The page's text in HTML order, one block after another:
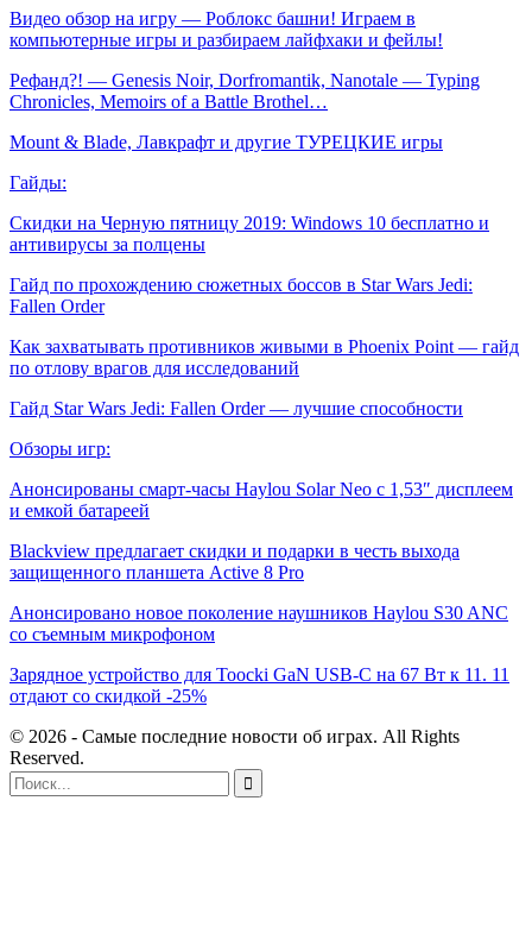
Видео обзор на игру — Роблокс башни! Играем в
компьютерные игры и разбираем лайфхаки и фейлы!
Рефанд?! — Genesis Noir, Dorfromantik, Nanotale — Typing
Chronicles, Memoirs of a Battle Brothel…
Mount & Blade, Лавкрафт и другие ТУРЕЦКИЕ игры
Гайды:
Скидки на Черную пятницу 2019: Windows 10 бесплатно и
антивирусы за полцены
Гайд по прохождению сюжетных боссов в Star Wars Jedi:
Fallen Order
Как захватывать противников живыми в Phoenix Point — гайд
по отлову врагов для исследований
Гайд Star Wars Jedi: Fallen Order — лучшие способности
Обзоры игр:
Анонсированы смарт-часы Haylou Solar Neo с 1,53″ дисплеем
и емкой батареей
Blackview предлагает скидки и подарки в честь выхода
защищенного планшета Active 8 Pro
Анонсировано новое поколение наушников Haylou S30 ANC
со съемным микрофоном
Зарядное устройство для Toocki GaN USB-C на 67 Вт к 11. 11
отдают со скидкой -25%
© 2026 - Самые последние новости об играх. All Rights
Reserved.